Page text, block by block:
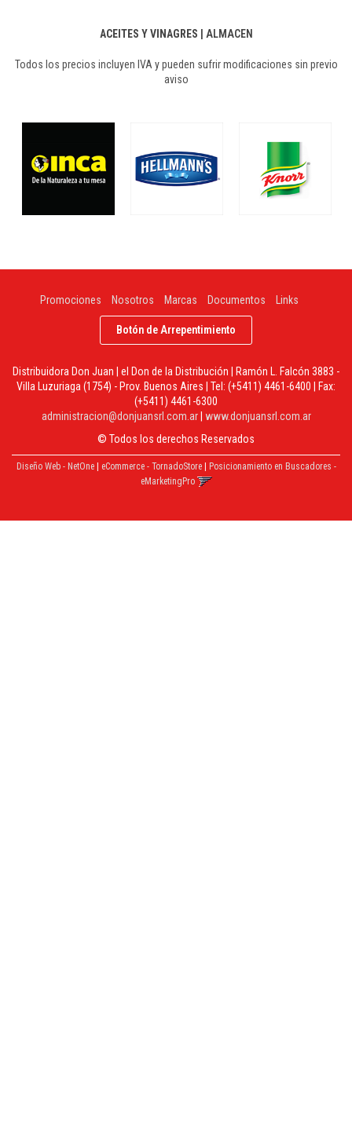
ACEITES Y VINAGRES ALMACEN
Todos los precios incluyen IVA y pueden sufrir modificaciones sin previo
aviso
Promociones Nosotros Marcas Documentos Links
Botón de Arrepentimiento
Distribuidora Don Juan | el Don de la Distribución | Ramón L. Falcón 3883 -
Villa Luzuriaga (1754) - Prov. Buenos Aires | Tel: (+5411) 4461-6400 | Fax:
(+5411) 4461-6300
administracion@donjuansrl.com.ar| www.donjuansrl.com.ar
© Todos los derechos Reservados
Diseño Web - NetOne| eCommerce - TornadoStore|
Posicionamiento en Buscadores -
eMarketingPro